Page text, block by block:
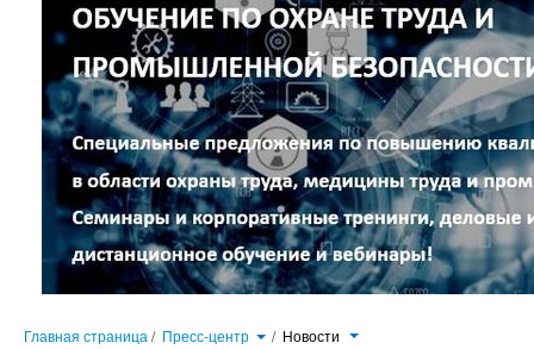
Главная страница / Пресс-центр / Новости